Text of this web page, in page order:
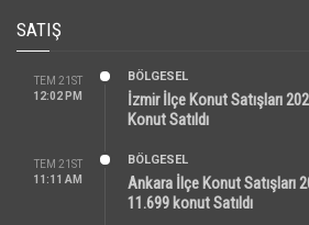
SATIŞ
TEM 21ST
12:02 PM
BÖLGESEL
İzmir İlçe Konut Satışları
Konut Satıldı
TEM 21ST
11:11 AM
BÖLGESEL
Ankara İlçe Konut Satışları
11.699 konut Satıldı